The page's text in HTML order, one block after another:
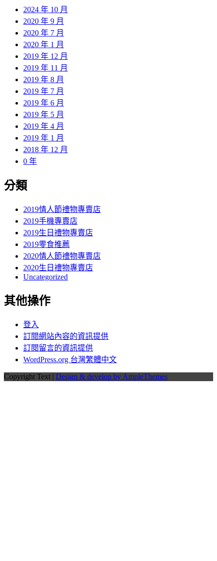
2024 年 10 月
2020 年 9 月
2020 年 7 月
2020 年 1 月
2019 年 12 月
2019 年 11 月
2019 年 8 月
2019 年 7 月
2019 年 6 月
2019 年 5 月
2019 年 4 月
2019 年 1 月
2018 年 12 月
0 年
分類
2019情人節禮物專賣店
2019手機專賣店
2019生日禮物專賣店
2019零食推薦
2020情人節禮物專賣店
2020生日禮物專賣店
Uncategorized
其他操作
登入
訂閱網站內容的資訊提供
訂閱留言的資訊提供
WordPress.org 台灣繁體中文
Copyright Text | Design & develop by AmpleThemes